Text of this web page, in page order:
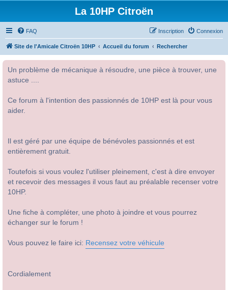
La 10HP Citroën
FAQ Connexion
Inscription
Site de l'Amicale Citroën 10HP Accueil du forum Rechercher
Un problème de mécanique à résoudre, une pièce à trouver, une
astuce ....
Ce forum à l'intention des passionnés de 10HP est là pour vous
aider.
Il est géré par une équipe de bénévoles passionnés et est
entièrement gratuit.
Toutefois si vous voulez l'utiliser pleinement, c'est à dire envoyer
et recevoir des messages il vous faut au préalable recenser votre
10HP.
Une fiche à compléter, une photo à joindre et vous pourrez
échanger sur le forum !
Vous pouvez le faire ici: Recensez votre véhicule
Cordialement